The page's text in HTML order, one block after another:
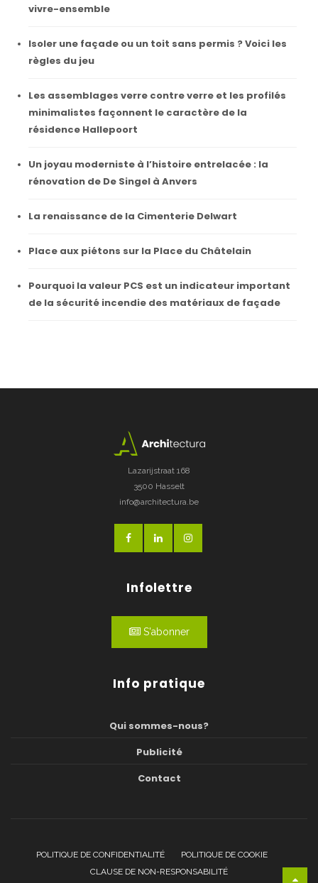
vivre-ensemble
Isoler une façade ou un toit sans permis ? Voici les
règles du jeu
Les assemblages verre contre verre et les profilés
minimalistes façonnent le caractère de la
résidence Hallepoort
Un joyau moderniste à l’histoire entrelacée : la
rénovation de De Singel à Anvers
La renaissance de la Cimenterie Delwart
Place aux piétons sur la Place du Châtelain
Pourquoi la valeur PCS est un indicateur important
de la sécurité incendie des matériaux de façade
Lazarijstraat 168
3500 Hasselt
info@architectura.be
Infolettre
S'abonner
Info pratique
Qui sommes-nous?
Publicité
Contact
POLITIQUE DE CONFIDENTIALITÉ
POLITIQUE DE COOKIE
CLAUSE DE NON-RESPONSABILITÉ